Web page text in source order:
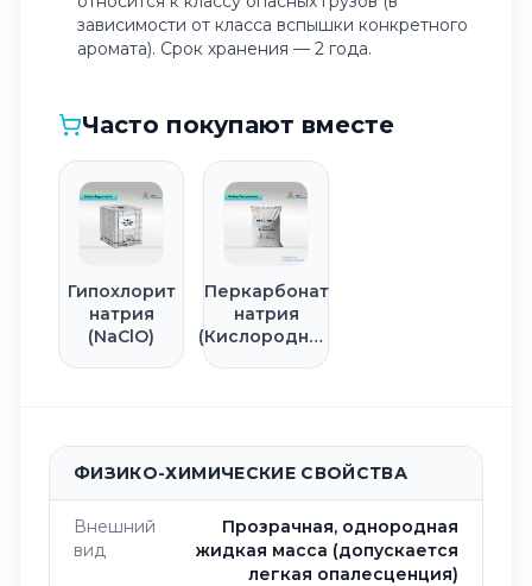
зависимости от класса вспышки конкретного
аромата). Срок хранения — 2 года.
Часто покупают вместе
Гипохлорит
натрия
(NaClO)
Перкарбонат
натрия
(Кислородный
отбеливатель)
ФИЗИКО-ХИМИЧЕСКИЕ СВОЙСТВА
Внешний
вид
Прозрачная, однородная
жидкая масса (допускается
легкая опалесценция)